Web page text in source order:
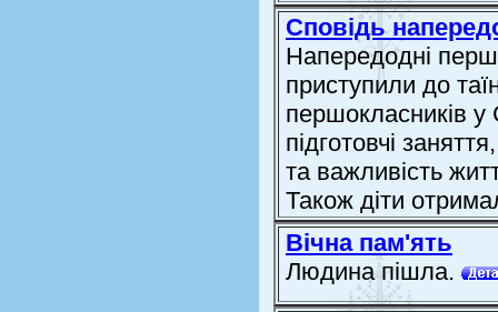
Сповідь
Напередодні
приступили до
першокласників
підготовчі
та важливість
Також діти
Вічна пам'ять
Людина пішла.